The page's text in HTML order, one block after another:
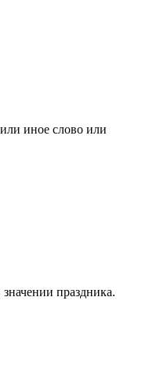
иное слово или
праздника.